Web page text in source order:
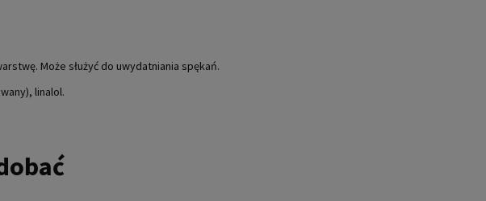
Może służyć do uwydatniania spękań.
linalol.